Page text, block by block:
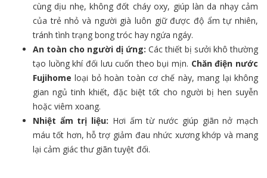
cùng dịu nhẹ, không đốt cháy oxy, giúp làn da nhạy cảm
của trẻ nhỏ và người già luôn giữ được độ ẩm tự nhiên,
tránh tình trạng bong tróc hay ngứa ngáy.
An toàn cho người dị ứng: Các thiết bị sưởi khô thường
tạo luồng khí đối lưu cuốn theo bụi mịn. Chăn điện nước
Fujihome loại bỏ hoàn toàn cơ chế này, mang lại không
gian ngủ tinh khiết, đặc biệt tốt cho người bị hen suyễn
hoặc viêm xoang.
Nhiệt ẩm trị liệu: Hơi ấm từ nước giúp giãn nở mạch
máu tốt hơn, hỗ trợ giảm đau nhức xương khớp và mang
lại cảm giác thư giãn tuyệt đối.